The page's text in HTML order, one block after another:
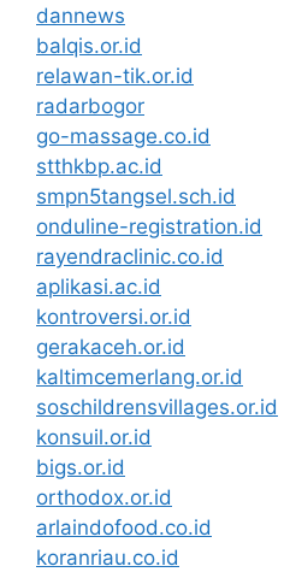
dannews
balqis.or.id
relawan-tik.or.id
radarbogor
go-massage.co.id
stthkbp.ac.id
smpn5tangsel.sch.id
onduline-registration.id
rayendraclinic.co.id
aplikasi.ac.id
kontroversi.or.id
gerakaceh.or.id
kaltimcemerlang.or.id
soschildrensvillages.or.id
konsuil.or.id
bigs.or.id
orthodox.or.id
arlaindofood.co.id
koranriau.co.id